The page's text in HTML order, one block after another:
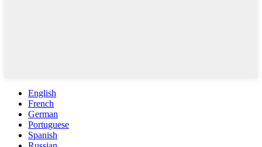
English
French
German
Portuguese
Spanish